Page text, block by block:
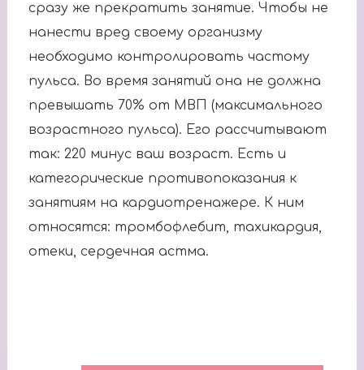
сразу же прекратить занятие. Чтобы не
нанести вред своему организму
необходимо контролировать частому
пульса. Во время занятий она не должна
превышать 70% от МВП (максимального
возрастного пульса). Его рассчитывают
так: 220 минус ваш возраст. Есть и
категорические противопоказания к
занятиям на кардиотренажере. К ним
относятся: тромбофлебит, тахикардия,
отеки, сердечная астма.